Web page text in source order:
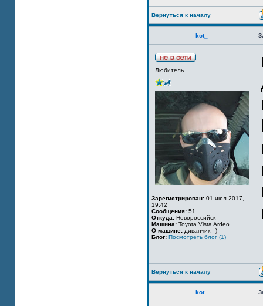
Вернуться к началу
kot_
Любитель
Зарегистрирован: 01 июл 2017,
19:42
Сообщения: 51
Откуда: Новороссийск
Машина: Toyota Vista Ardeo
О машине: диванчик =)
Блог: Посмотреть блог (1)
Вернуться к началу
kot_